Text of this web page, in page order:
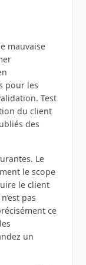
mauvaise
pour les
Test
du client
des
Le
le scope
le client
pas
ce
un